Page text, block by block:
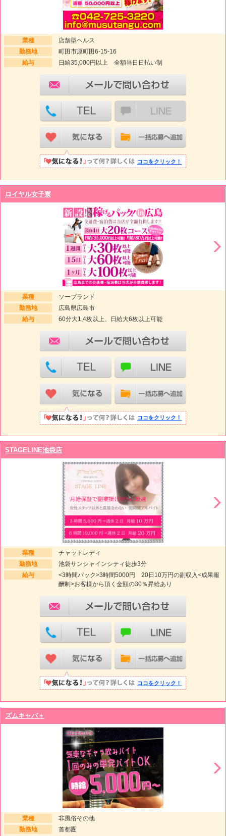
業種
店舗型ヘルス
勤務地
町田市原町田6-15-16
給与
日給35,000円以上 全額当日日払い制
ココをクリック！
ロイヤル女子寮
業種
ソープランド
勤務地
広島県広島市
給与
60分大1,4枚以上、日給大6枚以上可能
ココをクリック！
STAGELINE池袋店
業種
チャットレディ
勤務地
池袋サンシャインシティ徒歩3分
給与
<3時間パック>3時間5000円 20日10万円の副収入<成果報
酬制>お客様から頂く金額の30％昇給あり
ココをクリック！
ズムキャバ＋
業種
非風俗その他
勤務地
首都圏